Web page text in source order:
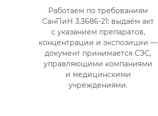
Работаем по требованиям
СанПиН 3.3686-21: выдаём акт
с указанием препаратов,
концентрации и экспозиции —
документ принимается СЭС,
управляющими компаниями
и медицинскими
учреждениями.